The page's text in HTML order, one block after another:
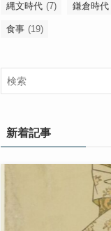
縄文時代 (7) 鎌倉時代
食事 (19)
新着記事